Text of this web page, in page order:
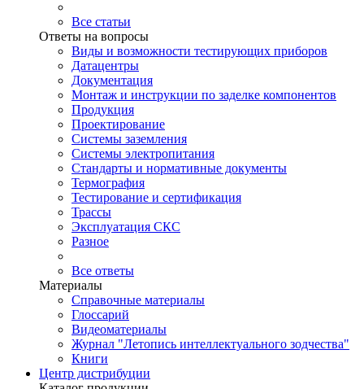
Все статьи
Ответы на вопросы
Виды и возможности тестирующих приборов
Датацентры
Документация
Монтаж и инструкции по заделке компонентов
Продукция
Проектирование
Системы заземления
Системы электропитания
Стандарты и нормативные документы
Термография
Тестирование и сертификация
Трассы
Эксплуатация СКС
Разное
Все ответы
Материалы
Справочные материалы
Глоссарий
Видеоматериалы
Журнал "Летопись интеллектуального зодчества"
Книги
Центр дистрибуции